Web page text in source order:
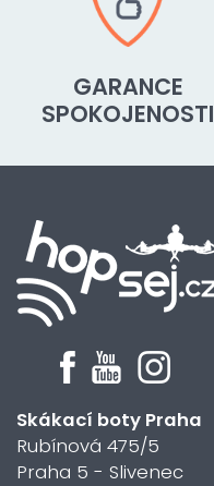
GARANCE
SPOKOJENOSTI
Skákací boty Praha
Rubínová 475/5
Praha 5 - Slivenec